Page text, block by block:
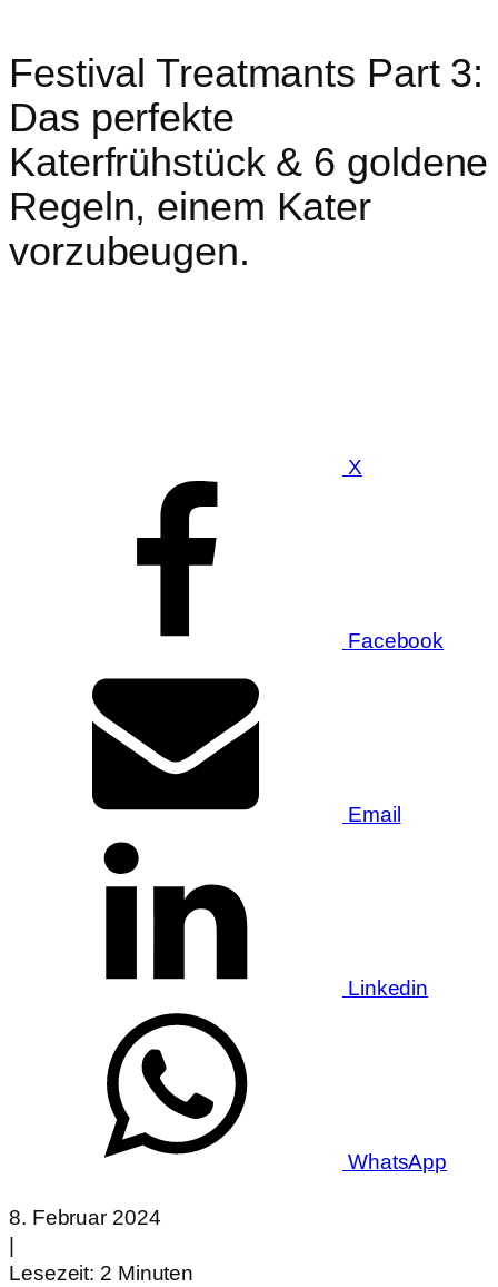
Festival Treatmants Part 3:
Das perfekte
Katerfrühstück & 6 goldene
Regeln, einem Kater
vorzubeugen.
X
Facebook
Email
Linkedin
WhatsApp
8. Februar 2024
Lesezeit: 2 Minuten